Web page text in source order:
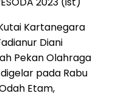
Kartanegara
Diani
Pekan Olahraga
pada Rabu
Etam,